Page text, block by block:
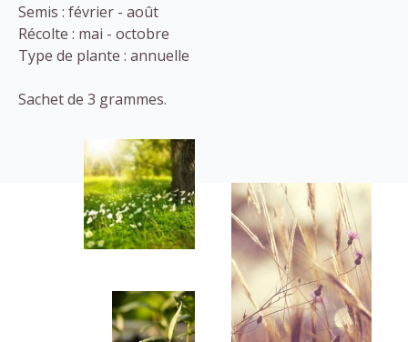
Semis : février - août
Récolte : mai - octobre
Type de plante : annuelle
Sachet de 3 grammes.